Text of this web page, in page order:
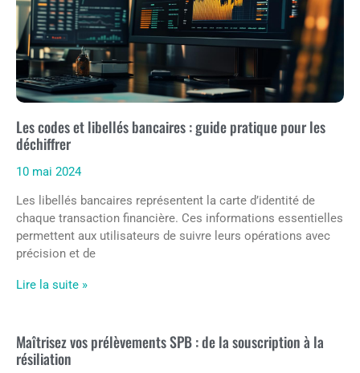
Les codes et libellés bancaires : guide pratique pour les
déchiffrer
10 mai 2024
Les libellés bancaires représentent la carte d’identité de
chaque transaction financière. Ces informations essentielles
permettent aux utilisateurs de suivre leurs opérations avec
précision et de
Lire la suite »
Maîtrisez vos prélèvements SPB : de la souscription à la
résiliation